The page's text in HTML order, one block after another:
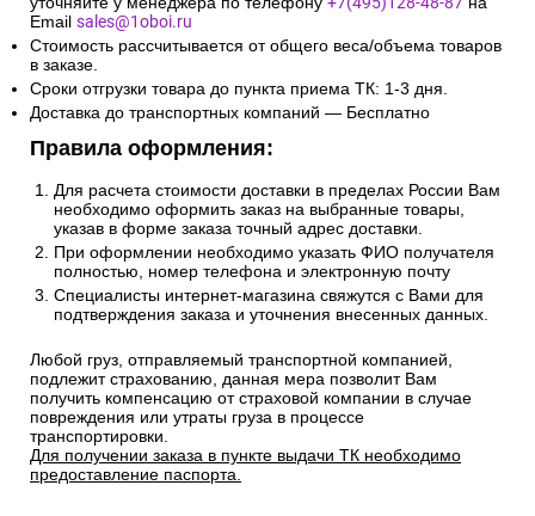
Email sales@1oboi.ru
Стоимость рассчитывается от общего веса/объема товаров
в заказе.
Сроки отгрузки товара до пункта приема ТК: 1-3 дня.
Доставка до транспортных компаний — Бесплатно
Правила оформления:
Для расчета стоимости доставки в пределах России Вам
необходимо оформить заказ на выбранные товары,
указав в форме заказа точный адрес доставки.
При оформлении необходимо указать ФИО получателя
полностью, номер телефона и электронную почту
Специалисты интернет-магазина свяжутся с Вами для
подтверждения заказа и уточнения внесенных данных.
Любой груз, отправляемый транспортной компанией,
подлежит страхованию, данная мера позволит Вам
получить компенсацию от страховой компании в случае
повреждения или утраты груза в процессе
транспортировки.
Для получении заказа в пункте выдачи ТК необходимо
предоставление паспорта.